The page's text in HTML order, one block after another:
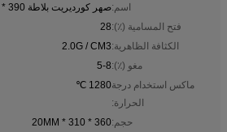
اسم:صهر كورديريت بلاطة 390 * 370 * 15mm لالمائدة الخزف
فتح المسامية (٪):28
الكثافة الظاهرية:2.0G / CM3
مغو (٪):5-8
ماكس استخدام درجة
الحرارة:
1280 ℃
حجم:360 * 310 * 20MM